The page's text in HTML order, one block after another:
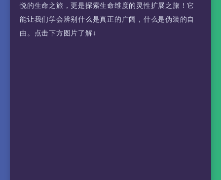
悦的生命之旅，更是探索生命维度的灵性扩展之旅！它
能让我们学会辨别什么是真正的广阔，什么是伪装的自
由。点击下方图片了解↓